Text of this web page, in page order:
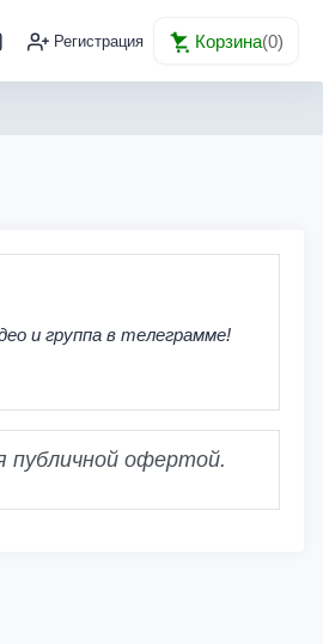
Регистрация Корзина(0)
и группа в телеграмме!
публичной офертой.